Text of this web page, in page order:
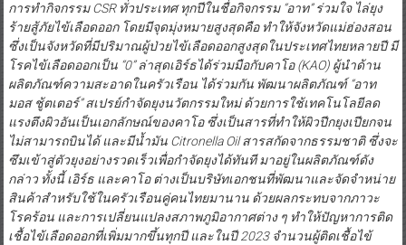
การทำกิจกรรมCSR ทั่วประเทศ ทุกปีในชื่อกิจกรรม “อาท”ร่วมใจ ไล่ยุง
ร้ายสู้ภัยไข้เลือดออก โดยมีจุดมุ่งหมายสูงสุดคือ ทำให้จังหวัดแม่ฮ่องสอน
ซึ่งเป็นจังหวัดที่มีปริมาณผู้ป่วยไข้เลือดออกสูงสุดในประเทศไทยหลายปี มี
โรคไข้เลือดออกเป็น “0” ล่าสุดเอิร์ธได้ร่วมมือกับคาโอ(KAO) ผู้นำด้าน
ผลิตภัณฑ์ความสะอาดในครัวเรือน ได้ร่วมกัน พัฒนาผลิตภัณฑ์ “อาท
มอส ชู้ตเตอร์”สเปรย์กำจัดยุงนวัตกรรมใหม่ ด้วยการใช้เทคโนโลยีลด
แรงตึงผิวอันเป็นเอกลักษณ์ของคาโอ ซึ่งเป็นสารที่ทำให้ผิวปีกยุงเปียกจน
ไม่สามารถบินได้ และมีน้ำมันCitronella Oilสารสกัดจากธรรมชาติ ซึ่งจะ
ซึมเข้าสู่ตัวยุงอย่างรวดเร็วเพื่อกำจัดยุงได้ทันที มาอยู่ในผลิตภัณฑ์ดัง
กล่าว ทั้งนี้ เอิร์ธ และคาโอ ต่างเป็นบริษัทเอกชนที่พัฒนาและจัดจำหน่าย
สินค้าสำหรับใช้ในครัวเรือนคู่คนไทยมานาน ด้วยผลกระทบจากภาวะ
โรคร้อน และการเปลี่ยนแปลงสภาพภูมิอากาศต่าง ๆ ทำให้ปัญหาการติด
เชื้อไข้เลือดออกที่เพิ่มมากขึ้นทุกปี และในปี2023 จำนวนผู้ติดเชื้อไข้